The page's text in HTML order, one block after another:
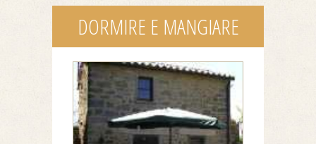
DORMIRE E MANGIARE